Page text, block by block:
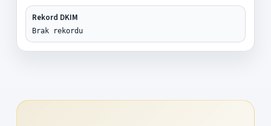
Rekord DKIM
Brak rekordu